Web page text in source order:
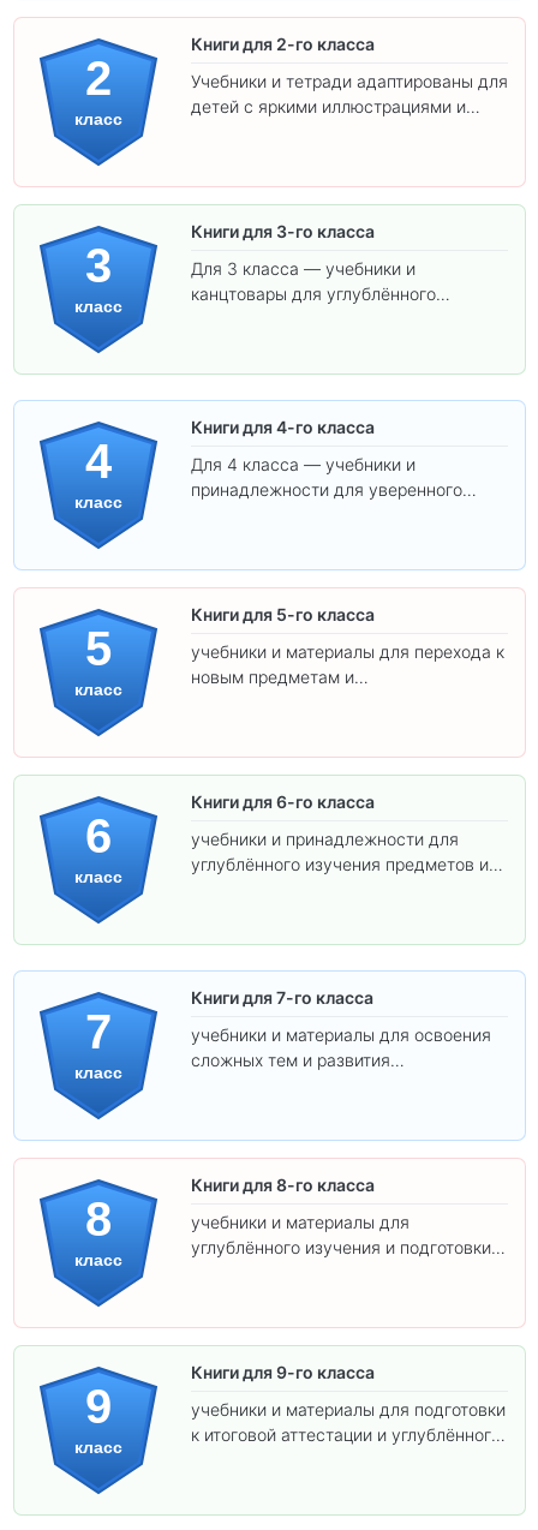
2
класс
Книги для 2-го класса
Учебники и тетради адаптированы для
детей с яркими иллюстрациями и
3
класс
Книги для 3-го класса
Для 3 класса — учебники и
канцтовары для углублённого
4
класс
Книги для 4-го класса
Для 4 класса — учебники и
принадлежности для уверенного
5
класс
Книги для 5-го класса
учебники и материалы для перехода к
новым предметам и
6
класс
Книги для 6-го класса
учебники и принадлежности для
углублённого изучения предметов и
7
класс
Книги для 7-го класса
учебники и материалы для освоения
сложных тем и развития
8
класс
Книги для 8-го класса
учебники и материалы для
углублённого изучения и подготовки к
9
класс
Книги для 9-го класса
учебники и материалы для подготовки
к итоговой аттестации и углублённого